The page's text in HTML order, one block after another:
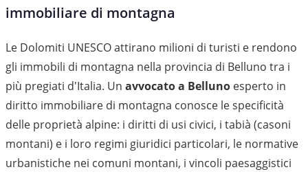
immobiliare di montagna
Le Dolomiti UNESCO attirano milioni di turisti e rendono
gli immobili di montagna nella provincia di Belluno tra i
più pregiati d'Italia. Un avvocato a Belluno esperto in
diritto immobiliare di montagna conosce le specificità
delle proprietà alpine: i diritti di usi civici, i tabià (casoni
montani) e i loro regimi giuridici particolari, le normative
urbanistiche nei comuni montani, i vincoli paesaggistici